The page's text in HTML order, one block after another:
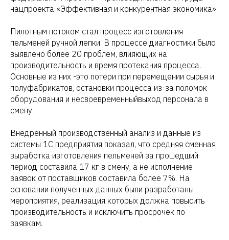
нацпроекта «Эффективная и конкурентная экономика».
Пилотным потоком стал процесс изготовления
пельменей ручной лепки. В процессе диагностики было
выявлено более 20 проблем, влияющих на
производительность и время протекания процесса.
Основные из них -это потери при перемещении сырья и
полуфабрикатов, остановки процесса из-за поломок
оборудования и несвоевременныйвыход персонала в
смену.
Внедренный производственный анализ и данные из
системы 1С предприятия показал, что средняя сменная
выработка изготовления пельменей за прошедший
период составила 17 кг в смену, а не исполнение
заявок от поставщиков составила более 7%. На
основании полученных данных были разработаны
мероприятия, реализация которых должна повысить
производительность и исключить просрочек по
заявкам.